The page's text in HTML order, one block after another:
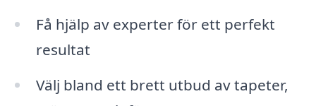
Få hjälp av experter för ett perfekt
resultat
Välj bland ett brett utbud av tapeter,